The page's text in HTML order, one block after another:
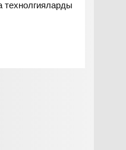
технолгияларды